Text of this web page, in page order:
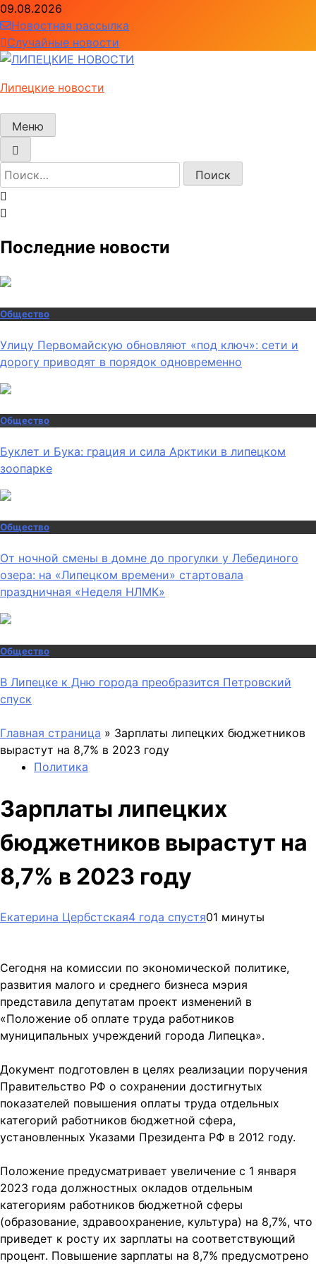
Перейти
к
содержимому
09.08.2026
Новостная рассылка
Случайные новости
Липецкие новости
Меню
Найти:
Последние новости
Общество
Улицу Первомайскую обновляют «под ключ»: сети и
дорогу приводят в порядок одновременно
Общество
Буклет и Бука: грация и сила Арктики в липецком
зоопарке
Общество
От ночной смены в домне до прогулки у Лебединого
озера: на «Липецком времени» стартовала
праздничная «Неделя НЛМК»
Общество
В Липецке к Дню города преобразится Петровский
спуск
Главная страница » Зарплаты липецких бюджетников
вырастут на 8,7% в 2023 году
Политика
Зарплаты липецких
бюджетников вырастут на
8,7% в 2023 году
Екатерина Цербстская4 года спустя01 минуты
Сегодня на комиссии по экономической политике,
развития малого и среднего бизнеса мэрия
представила депутатам проект изменений в
«Положение об оплате труда работников
муниципальных учреждений города Липецка».
Документ подготовлен в целях реализации поручения
Правительство РФ о сохранении достигнутых
показателей повышения оплаты труда отдельных
категорий работников бюджетной сфера,
установленных Указами Президента РФ в 2012 году.
Положение предусматривает увеличение с 1 января
2023 года должностных окладов отдельным
категориям работников бюджетной сферы
(образование, здравоохранение, культура) на 8,7%, что
приведет к росту их зарплаты на соответствующий
процент. Повышение зарплаты на 8,7% предусмотрено